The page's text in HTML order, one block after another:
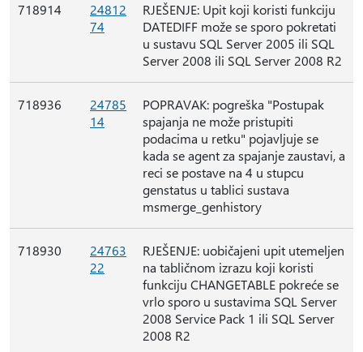
718914
24812
74
RJEŠENJE: Upit koji koristi funkciju
DATEDIFF može se sporo pokretati
u sustavu SQL Server 2005 ili SQL
Server 2008 ili SQL Server 2008 R2
718936
24785
14
POPRAVAK: pogreška "Postupak
spajanja ne može pristupiti
podacima u retku" pojavljuje se
kada se agent za spajanje zaustavi, a
reci se postave na 4 u stupcu
genstatus u tablici sustava
msmerge_genhistory
718930
24763
22
RJEŠENJE: uobičajeni upit utemeljen
na tabličnom izrazu koji koristi
funkciju CHANGETABLE pokreće se
vrlo sporo u sustavima SQL Server
2008 Service Pack 1 ili SQL Server
2008 R2